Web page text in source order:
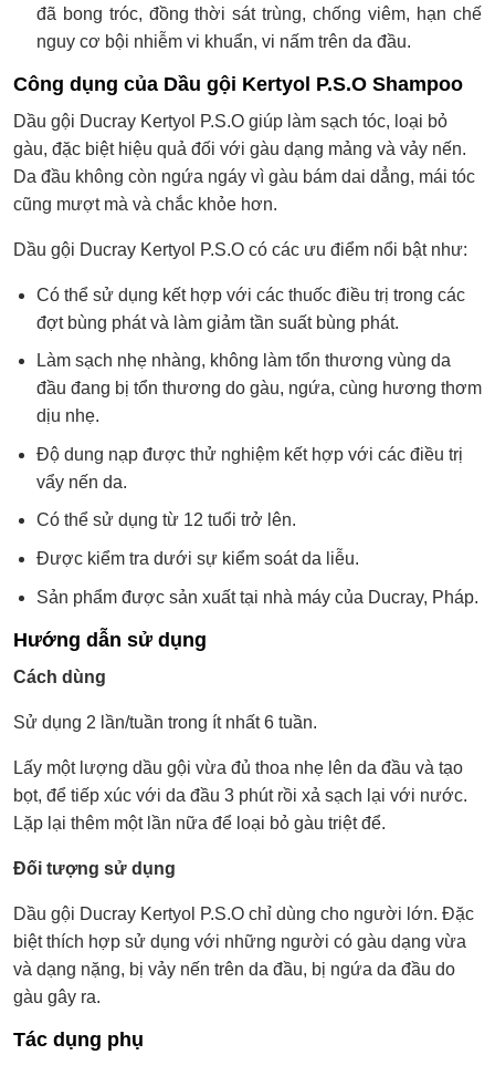
đã bong tróc, đồng thời sát trùng, chống viêm, hạn chế
nguy cơ bội nhiễm vi khuẩn, vi nấm trên da đầu.
Công dụng của Dầu gội Kertyol P.S.O Shampoo
Dầu gội Ducray Kertyol P.S.O giúp làm sạch tóc, loại bỏ
gàu, đặc biệt hiệu quả đối với gàu dạng mảng và vảy nến.
Da đầu không còn ngứa ngáy vì gàu bám dai dẳng, mái tóc
cũng mượt mà và chắc khỏe hơn.
Dầu gội Ducray Kertyol P.S.O có các ưu điểm nổi bật như:
Có thể sử dụng kết hợp với các thuốc điều trị trong các
đợt bùng phát và làm giảm tần suất bùng phát.
Làm sạch nhẹ nhàng, không làm tổn thương vùng da
đầu đang bị tổn thương do gàu, ngứa, cùng hương thơm
dịu nhẹ.
Độ dung nạp được thử nghiệm kết hợp với các điều trị
vẩy nến da.
Có thể sử dụng từ 12 tuổi trở lên.
Được kiểm tra dưới sự kiểm soát da liễu.
Sản phẩm được sản xuất tại nhà máy của Ducray, Pháp.
Hướng dẫn sử dụng
Cách dùng
Sử dụng 2 lần/tuần trong ít nhất 6 tuần.
Lấy một lượng dầu gội vừa đủ thoa nhẹ lên da đầu và tạo
bọt, để tiếp xúc với da đầu 3 phút rồi xả sạch lại với nước.
Lặp lại thêm một lần nữa để loại bỏ gàu triệt để.
Đối tượng sử dụng
Dầu gội Ducray Kertyol P.S.O chỉ dùng cho người lớn. Đặc
biệt thích hợp sử dụng với những người có gàu dạng vừa
và dạng nặng, bị vảy nến trên da đầu, bị ngứa da đầu do
gàu gây ra.
Tác dụng phụ